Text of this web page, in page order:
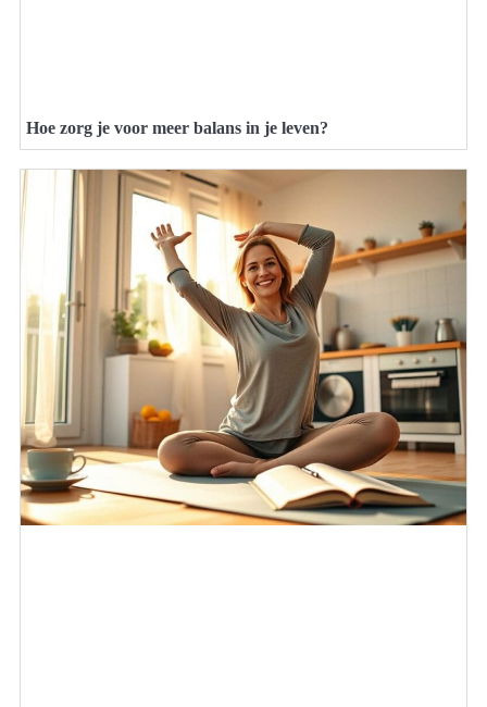
Hoe zorg je voor meer balans in je leven?